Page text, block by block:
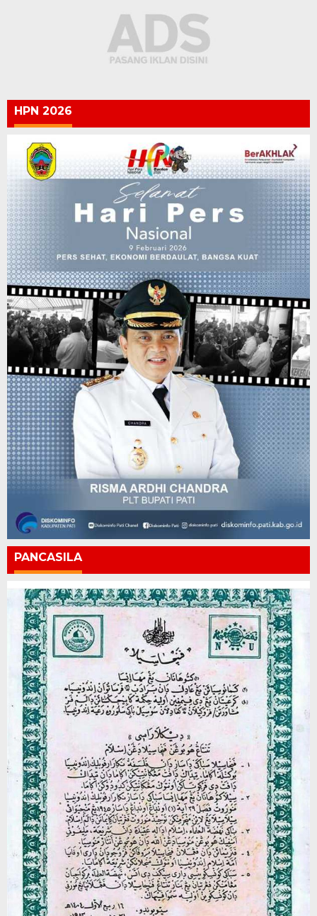
HPN 2026
PANCASILA